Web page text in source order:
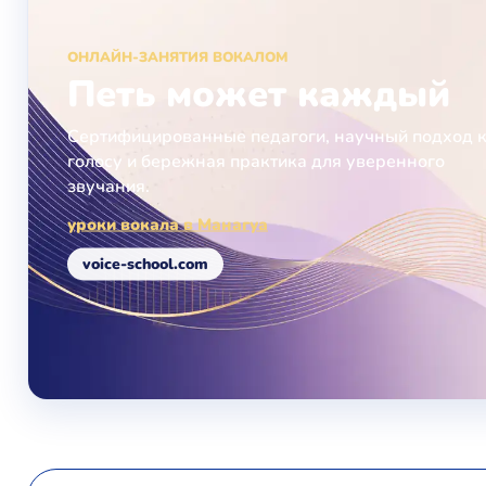
ОНЛАЙН-ЗАНЯТИЯ ВОКАЛОМ
Петь может каждый
Сертифицированные педагоги, научный подход к
голосу и бережная практика для уверенного
звучания.
уроки вокала в Манагуа
voice-school.com